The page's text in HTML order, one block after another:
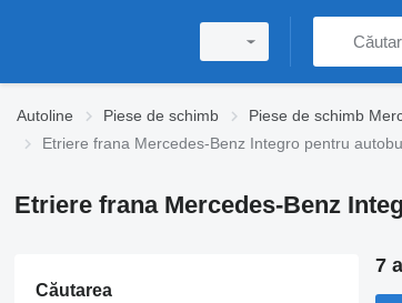
Autoline Piese de schimb Piese de schimb
Etriere frana Mercedes-Benz Integro pentru
Etriere frana Mercedes-Benz
Căutarea
7